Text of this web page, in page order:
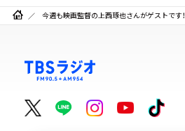
今週も映画監督の上西琢也さんがゲストです！